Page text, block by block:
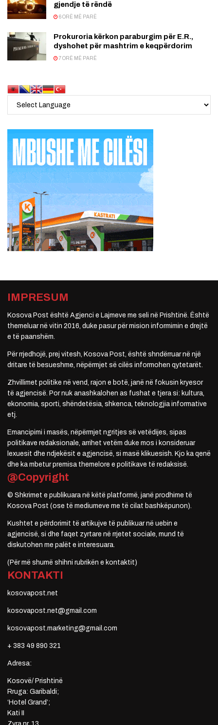
gjendje të rëndë
6 ORË MË PARË
Prokuroria kërkon paraburgim për E.R.,
dyshohet për mashtrim e keqpërdorim
7 ORË MË PARË
IMPRESUM
Kosova Post është Agjenci e Lajmeve me seli në Prishtinë. Është
themeluar në vitin 2016, duke pasur për mision informimin e drejtë
e të paanshëm.
Për rrjedhojë, prej vitesh, Kosova Post, është shndërruar në një
dritare të besueshme, nëpërmjet së cilës informohen qytetarët.
Zhvillimet politike në vend, rajon e botë, janë në fokusin kryesor
të agjencisë. Por nuk anashkalohen as fushat e tjera si: kultura,
ekonomia, sporti, shëndetësia, shkenca, teknologjia informative
etj.
Emancipimi i masës, nëpërmjet ngritjes së vetëdijes, sipas
politikave redaksionale, arrihet vetëm duke mos i konsideruar
lexuesit dhe ndjekësit e agjencisë, si masë klikuesish. Kjo ka qenë
dhe ka mbetur premisa themelore e politikave të redaksisë.
@Copyright
© Shkrimet e publikuara në këtë platformë, janë prodhime të
Kosova Post (ose të mediumeve me të cilat bashkëpunon).
Kushtet e përdorimit të artikujve të publikuar në uebin e
agjencisë, si dhe faqet zyrtare në rrjetet sociale, mund të
diskutohen me palët e interesuara.
(Për më shumë shihni rubrikën e kontaktit)
KONTAKTI
kosovapost.net
kosovapost.net@gmail.com
kosovapost.marketing@gmail.com
+ 383 49 890 321
Adresa:
Kosovë/ Prishtinë
Rruga: Garibaldi;
‘Hotel Grand’;
Kati II